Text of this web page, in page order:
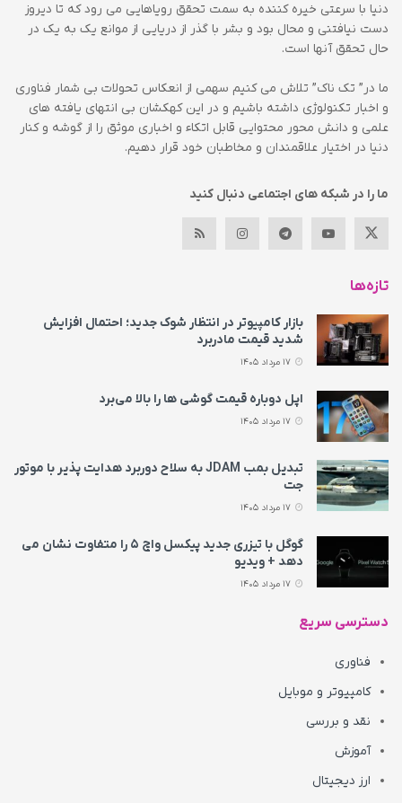
دنیا با سرعتی خیره کننده به سمت تحقق رویاهایی می رود که تا دیروز
دست نیافتنی و محال بود و بشر با گذر از دریایی از موانع یک به یک در
حال تحقق آنها است.
ما در” تک ناک” تلاش می کنیم سهمی از انعکاس تحولات بی شمار فناوری
و اخبار تکنولوژی داشته باشیم و در این کهکشان بی انتهای یافته های
علمی و دانش محور محتوایی قابل اتکاء و اخباری موثق را از گوشه و کنار
دنیا در اختیار علاقمندان و مخاطبان خود قرار دهیم.
ما را در شبکه های اجتماعی دنبال کنید
تازه‌ها
بازار کامپیوتر در انتظار شوک جدید؛ احتمال افزایش
شدید قیمت مادربرد
اپل دوباره قیمت‌ گوشی ها را بالا می‌برد
تبدیل بمب JDAM به سلاح دوربرد هدایت پذیر با موتور
جت
گوگل با تیزری جدید پیکسل واچ ۵ را متفاوت نشان می‌
دهد + ویدیو
دسترسی سریع
فناوری
کامپیوتر و موبایل
نقد و بررسی
آموزش
ارز دیجیتال